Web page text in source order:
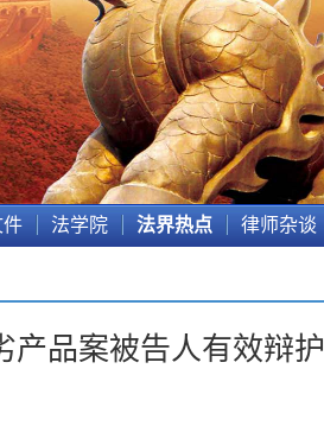
件 法学院 法界热点 律师杂谈
产品案被告人有效辩护